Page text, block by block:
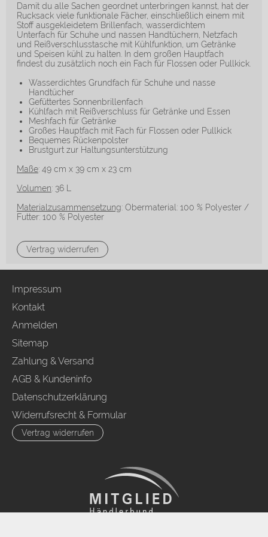
Damit du alle Sachen geordnet unterbringen kannst, hat der
Rucksack viele funktionale Fächer, einschließlich einem mit
Stoff ausgekleidetem Brillenfach, wasserdichtem
Unterfach für Schuhe und nassen Handtüchern, Netzfach
und Reißverschlusstasche mit Kühlfunktion, um Getränke
und Speisen kühl zu halten. In dem großen Hauptfach
findest du zusätzlich noch ein Fach für Flossen oder Pullkick.
Wasserdichtes Grundfach für Schuhe und nasse
Handtücher
Gefüttertes Sonnenbrillenfach
Kühlfach mit Reißverschluss für Getränke und Essen
Meshfach für Getränke
Großes Hauptfach mit Fach für Flossen oder Pullkick
Bequemes Rückenpolster
Brustgurt zur Haltungsunterstützung
Maße: 49 cm x 39 cm x 23 cm
Volumen: 36 L
Materialzusammensetzung: Obermaterial: 100 % Polyester /
Futter: 100 % Polyester
Vertrag widerrufen
Impressum
Kontakt
Anmelden
Sitemap
Zahlung & Versand
AGB & Kundeninfo
Datenschutzerklärung
Widerrufsrecht & Formular
Vertrag widerrufen